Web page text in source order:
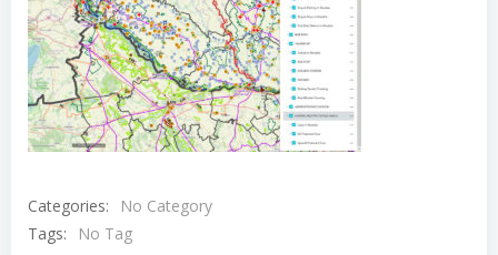
Categories:
No Category
Tags:
No Tag